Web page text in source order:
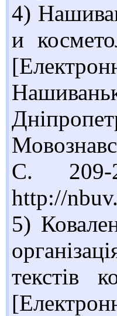
4)
и
С. 209-
http://
5)
текстів